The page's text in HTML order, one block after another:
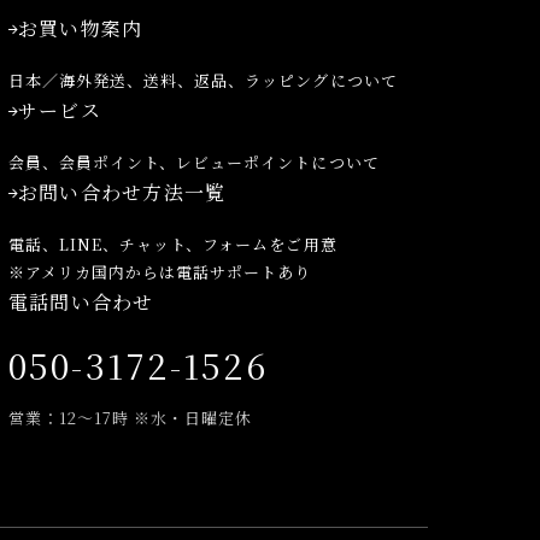
お買い物案内
日本／海外発送、送料、返品、ラッピングについて
サービス
会員、会員ポイント、レビューポイントについて
お問い合わせ方法一覧
電話、LINE、チャット、フォームをご用意
※アメリカ国内からは電話サポートあり
電話問い合わせ
050-3172-1526
営業：12～17時 ※水・日曜定休